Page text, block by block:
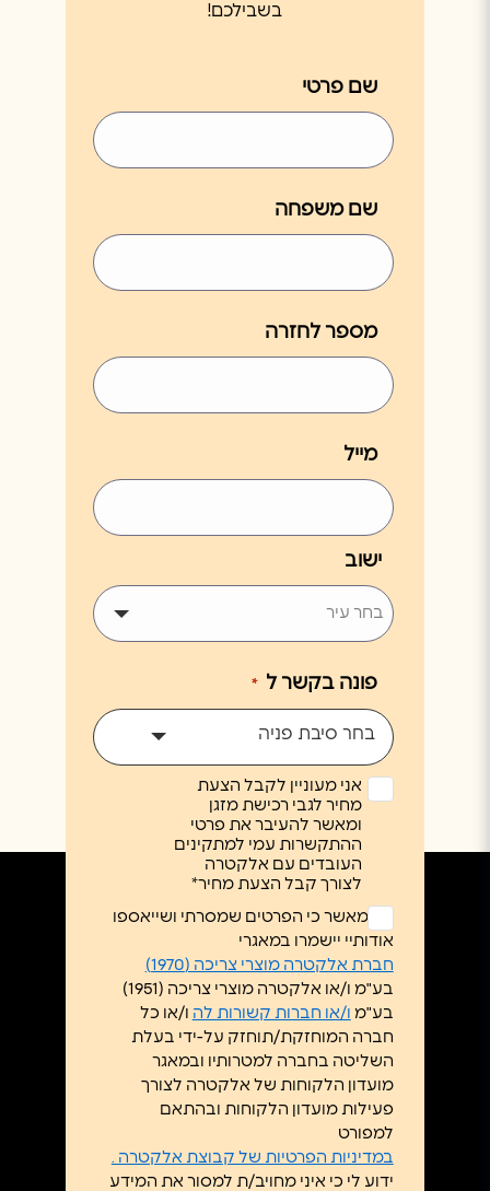
בשבילכם!
שם פרטי
שם משפחה
מספר לחזרה
מייל
ישוב
פונה בקשר ל *
בחר סיבת פניה
אני מעוניין לקבל הצעת
מחיר לגבי רכישת מזגן
ומאשר להעיבר את פרטי
ההתקשרות עמי למתקינים
העובדים עם אלקטרה
לצורך קבל הצעת מחיר*
ללא
כותרת
*
אני מאשר כי הפרטים שמסרתי ושייאספו
אודותיי יישמרו במאגרי
חברת אלקטרה מוצרי צריכה (1970)
בע"מ ו/או אלקטרה מוצרי צריכה (1951)
בע"מ ו/או חברות קשורות לה ו/או כל
חברה המוחזקת/תוחזק על-ידי בעלת
השליטה בחברה למטרותיו ובמאגר
מועדון הלקוחות של אלקטרה לצורך
פעילות מועדון הלקוחות ובהתאם
למפורט
במדיניות הפרטיות של קבוצת אלקטרה .
ידוע לי כי איני מחויב/ת למסור את המידע